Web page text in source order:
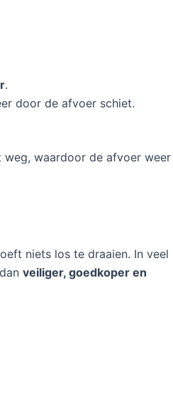
.
door de afvoer schiet.
waardoor de afvoer weer
niets los te draaien. In veel
veiliger, goedkoper en